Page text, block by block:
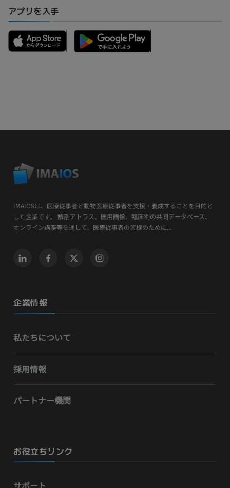
アプリを入手
IMAIOSは、医療従事者と動物医療従事者を支援・養成することを目的と
した企業です。 解剖アトラス、医用画像、臨床例の共同データベース、
オンライン講座等を通して、医療従事者の皆様のために...
企業情報
私たちについて
採用情報
パートナー機関
お役立ちリンク
サポート